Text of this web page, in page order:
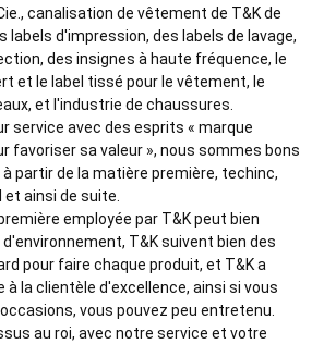
canalisation de vêtement de T&K de
labels d'impression, des labels de lavage,
des insignes à haute fréquence, le
et le label tissé pour le vêtement, le
et l'industrie de chaussures.
service avec des esprits « marque
favoriser sa valeur », nous sommes bons
partir de la matière première, techinc,
ainsi de suite.
employée par T&K peut bien
T&K suivent bien des
pour faire chaque produit, et T&K a
à la clientèle d'excellence, ainsi si vous
vous pouvez peu entretenu.
au roi, avec notre service et votre